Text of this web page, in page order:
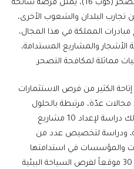
لاتفاقية الأمم المتحدة لمكافحة التصحر (كوب 16)، يمثل فرصة سانحة
تجارب البلدان والشعوب الأخرى،
المملكة في هذا المجال،
الأشجار والمشاريع المستدامة،
مماثلة لمكافحة التصحر.
الكثير من فرص الاستثمارات
عدّة، مرتبطة بالحلول
الطبيعية لمكافحة التصحر، ومن ذلك دراسة لإعداد 10 مشاريع
ودراسة لتخصيص عدد من
والمؤسسات في استدامتها
وتشجيرها، إلى جانب دراسة لتطوير 30 موقعاً لفرص السياحة البيئية